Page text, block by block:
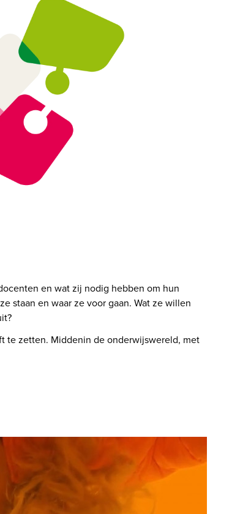
en wat zij nodig hebben om hun
staan en waar ze voor gaan. Wat ze willen
te zetten. Middenin de onderwijswereld, met